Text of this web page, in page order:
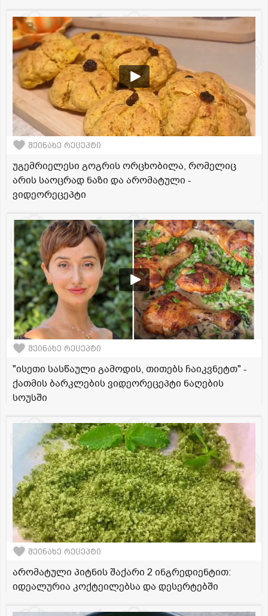
შეინახე რეცეპტი
უგემრიელესი გოგრის ორცხობილა, რომელიც
არის საოცრად ნაზი და არომატული -
ვიდეორეცეპტი
შეინახე რეცეპტი
"ისეთი სასწაული გამოდის, თითებს ჩაიკვნეტთ" -
ქათმის ბარკლების ვიდეორეცეპტი ნაღების
სოუსში
შეინახე რეცეპტი
არომატული პიტნის შაქარი 2 ინგრედიენტით:
იდეალურია კოქტეილებსა და დესერტებში